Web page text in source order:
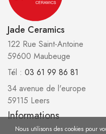
Jade Ceramics
122 Rue Saint-Antoine
59600 Maubeuge
Tél : 03 61 99 86 81
34 avenue de l'europe
59115 Leers
Informations
Nous utilisons des cookies pour